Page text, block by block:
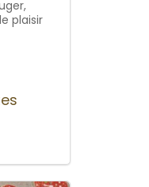
plaisir